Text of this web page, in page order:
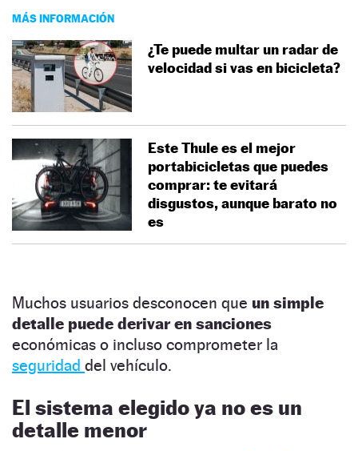
MÁS INFORMACIÓN
¿Te puede multar un radar de
velocidad si vas en bicicleta?
Este Thule es el mejor
portabicicletas que puedes
comprar: te evitará
disgustos, aunque barato no
es
Muchos usuarios desconocen que un simple
detalle puede derivar en sanciones
económicas o incluso comprometer la
seguridad del vehículo.
El sistema elegido ya no es un
detalle menor